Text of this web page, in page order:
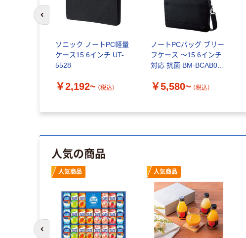
ソニック ノートPC軽量
ケース15.6インチ UT-
5528
￥2,192~ （税込）
ノートPCバッグ ブリー
フケース ～15.6インチ
対応 抗菌 BM-BCAB01
￥5,580~ （税込）
前のスライドへ
人気の商品
人気商品 人気商品
前のスライドへ